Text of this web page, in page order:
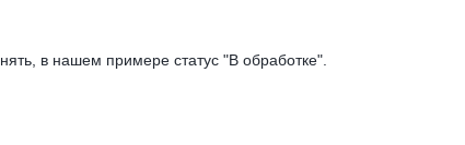
в нашем примере статус "В обработке".